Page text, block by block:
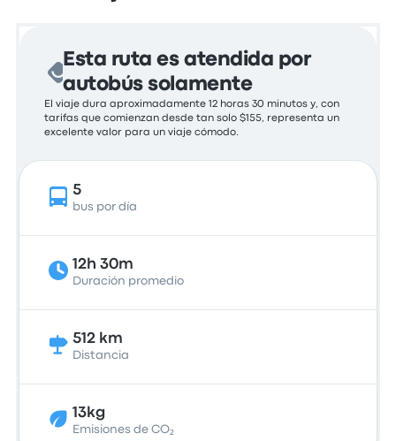
Esta ruta es atendida por
autobús solamente
El viaje dura aproximadamente 12 horas 30 minutos y, con
tarifas que comienzan desde tan solo $155, representa un
excelente valor para un viaje cómodo.
5
bus por día
12h 30m
Duración promedio
512 km
Distancia
13kg
Emisiones de CO₂